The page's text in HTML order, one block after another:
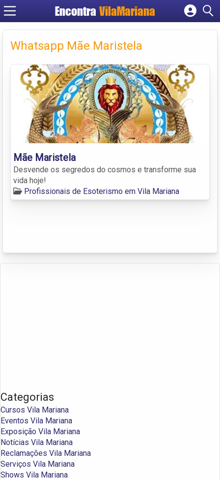
EncontraVilaMariana
Cadastrar empresa
Criar conta
Whatsapp Mãe Maristela
Mãe Maristela
Desvende os segredos do cosmos e transforme sua
vida hoje!
Profissionais de Esoterismo em Vila Mariana
Categorias
Cursos Vila Mariana
Eventos Vila Mariana
Exposição Vila Mariana
Notícias Vila Mariana
Reclamações Vila Mariana
Serviços Vila Mariana
Shows Vila Mariana